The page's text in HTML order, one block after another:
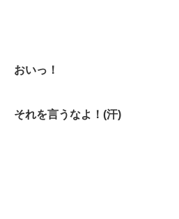
おいっ！
それを言うなよ！(汗)